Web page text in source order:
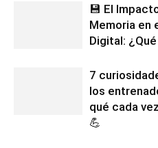
💾 El
Memoria en
Digital:
7
los
qué cada
💪